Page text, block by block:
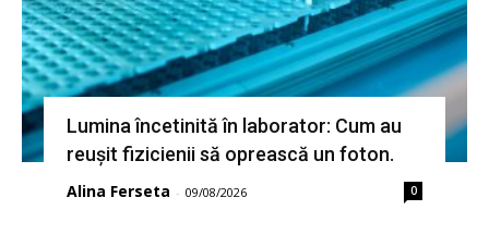
Lumina încetinită în laborator: Cum au
reușit fizicienii să oprească un foton.
Alina Ferseta - 09/08/2026 0